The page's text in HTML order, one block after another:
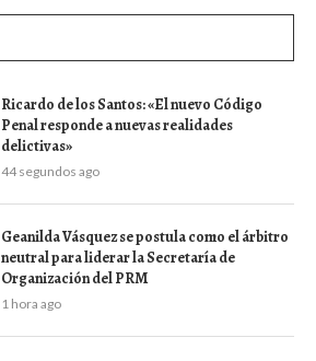
Ricardo de los Santos: «El nuevo Código
Penal responde a nuevas realidades
delictivas»
44 segundos ago
Geanilda Vásquez se postula como el árbitro
neutral para liderar la Secretaría de
Organización del PRM
1 hora ago